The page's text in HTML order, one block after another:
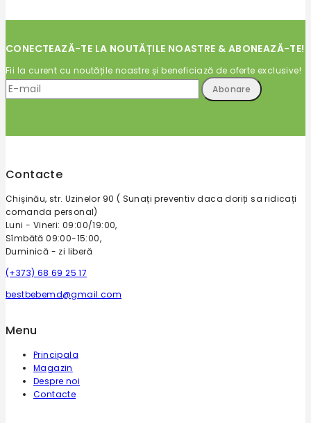
CONECTEAZĂ-TE LA NOUTĂȚILE NOASTRE & ABONEAZĂ-TE!
Fii la curent cu noutățile noastre și beneficiază de oferte exclusive!
Contacte
Chișinău, str. Uzinelor 90 ( Sunați preventiv daca doriți sa ridicați
comanda personal)
Luni - Vineri: 09:00/19:00,
Sîmbătă 09:00-15:00,
Duminică - zi liberă
(+373) 68 69 25 17
bestbebemd@gmail.com
Menu
Principala
Magazin
Despre noi
Contacte